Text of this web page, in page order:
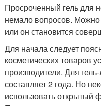
Просроченный гель для
немало вопросов. Можно
или он становится
Для начала следует
косметических товаров
производители. Для
составляет 2 года. Но
использовать открытый